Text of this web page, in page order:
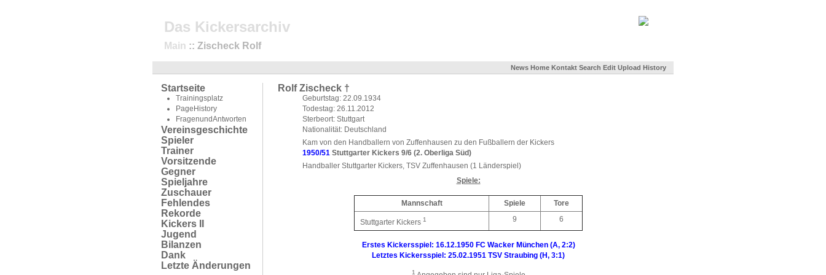
Das Kickersarchiv
Main :: Zischeck Rolf
News Home Kontakt Search Edit Upload History
Startseite
Trainingsplatz
PageHistory
FragenundAntworten
Vereinsgeschichte
Spieler
Trainer
Vorsitzende
Gegner
Spieljahre
Zuschauer
Fehlendes
Rekorde
Kickers II
Jugend
Bilanzen
Dank
Letzte Änderungen
Rolf Zischeck †
Geburtstag: 22.09.1934
Todestag: 26.11.2012
Sterbeort: Stuttgart
Nationalität: Deutschland
Kam von den Handballern von Zuffenhausen zu den Fußballern der Kickers
1950/51 Stuttgarter Kickers 9/6 (2. Oberliga Süd)
Handballer Stuttgarter Kickers, TSV Zuffenhausen (1 Länderspiel)
Spiele:
Mannschaft Spiele Tore
Stuttgarter Kickers 1 9 6
Erstes Kickersspiel: 16.12.1950 FC Wacker München (A, 2:2)
Letztes Kickersspiel: 25.02.1951 TSV Straubing (H, 3:1)
1